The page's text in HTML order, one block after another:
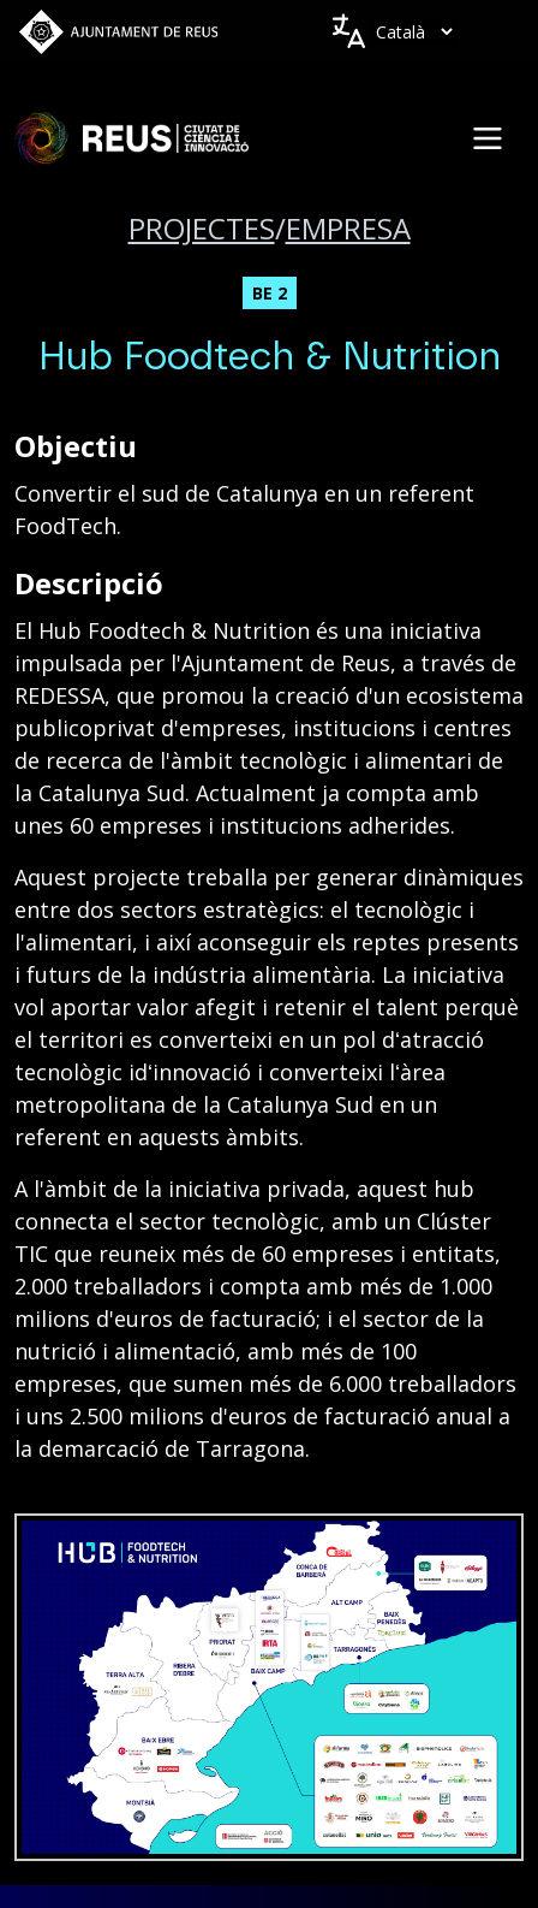
Vés al contingut
Idiomes
PROJECTES/EMPRESA
BE 2
Hub Foodtech & Nutrition
Objectiu
Convertir el sud de Catalunya en un referent
FoodTech.
Descripció
El Hub Foodtech & Nutrition és una iniciativa
impulsada per l'Ajuntament de Reus, a través de
REDESSA, que promou la creació d'un ecosistema
publicoprivat d'empreses, institucions i centres
de recerca de l'àmbit tecnològic i alimentari de
la Catalunya Sud. Actualment ja compta amb
unes 60 empreses i institucions adherides.
Aquest projecte treballa per generar dinàmiques
entre dos sectors estratègics: el tecnològic i
l'alimentari, i així aconseguir els reptes presents
i futurs de la indústria alimentària. La iniciativa
vol aportar valor afegit i retenir el talent perquè
el territori es converteixi en un pol dʻatracció
tecnològic idʻinnovació i converteixi lʻàrea
metropolitana de la Catalunya Sud en un
referent en aquests àmbits.
A l'àmbit de la iniciativa privada, aquest hub
connecta el sector tecnològic, amb un Clúster
TIC que reuneix més de 60 empreses i entitats,
2.000 treballadors i compta amb més de 1.000
milions d'euros de facturació; i el sector de la
nutrició i alimentació, amb més de 100
empreses, que sumen més de 6.000 treballadors
i uns 2.500 milions d'euros de facturació anual a
la demarcació de Tarragona.